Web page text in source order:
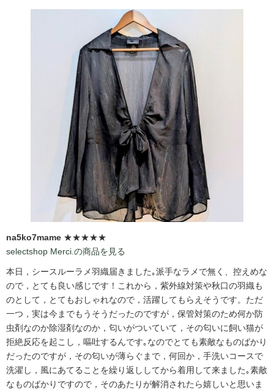
na5ko7mame ★★★★★
selectshop Merci.の商品を見る
本日，シースルーラメ羽織届きました｡派手なラメで無く、控えめな
ので，とても良い感じです！これから，紫外線対策や秋口の羽織も
のとして，とてもおしゃれなので，活躍してもらえそうです。ただ
一つ，実は今までもうそうだったのですが，保管対策のため何か防
虫剤なのか除湿剤なのか，匂いがついていて，その匂いに飼い猫が
拒絶反応を起こし，嘔吐するんです｡なのでとても素敵なものばかり
だったのですが，その匂いが薄らぐまで，何回か，手洗いコースで
洗濯し，風にあてることを繰り返ししてから着用して来ました｡素敵
なものばかりですので，そのあたりが解消されたら嬉しいと思いま